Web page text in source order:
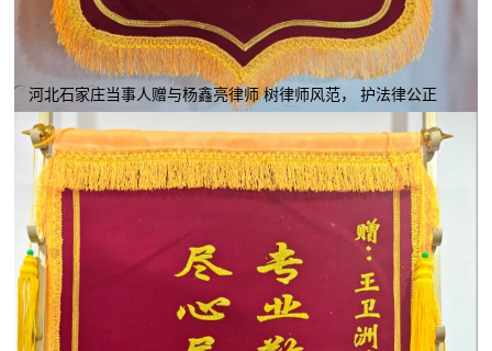
河北石家庄当事人赠与杨鑫亮律师 树律师风范， 护法律公正